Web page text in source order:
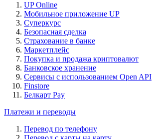
UP Online
Мобильное приложение UP
Суперкурс
Безопасная сделка
Страхование в банке
Маркетплейс
Покупка и продажа криптовалют
Банковское хранение
Сервисы с использованием Open API
Finstore
Белкарт Pay
Платежи и переводы
Перевод по телефону